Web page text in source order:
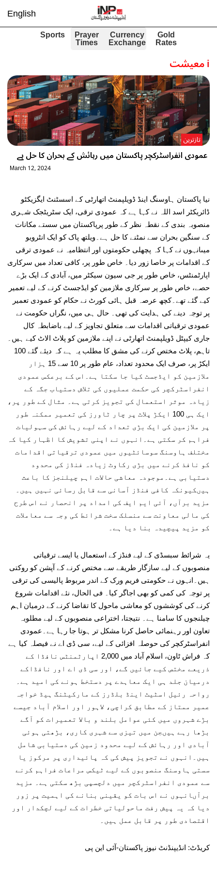
English
Gold
Rates
Currency
Exchange
Prayer
Times
Sports
iمعیشت
عمودی انفراسٹرکچر پاکستان میں رہائش کے بحران کا حل ہے
تازترین
March 12, 2024
نیا پاکستان ہاوسنگ اینڈ ڈویلپمنٹ اتھارٹی کے اسسٹنٹ ایگزیکٹو
ڈائریکٹر اسد اللہ نے کہا ہے کہ عمودی ترقی، ایک سٹریٹجک شہری
منصوبہ بندی کے نقطہ نظر کے طور پرپاکستان میں سستے مکانات
کے سنگین بحران سے نمٹنے کا حل ہے۔ویلتھ پاک کو ایک انٹرویو
میںانہوں نے کہا کہ پچھلی حکومتوں اور انتظامیہ نے عمودی ترقی
کے اقدامات پر خاصا زور دیا۔ خاص طور پر، کافی تعداد میں سرکاری
اپارٹمنٹس، خاص طور پر جی سیون سیکٹر میں، آبادی کے ایک بڑے
حصے، خاص طور پر سرکاری ملازمین کو ایڈجسٹ کرنے کے لیے تعمیر
کیے گئے تھے۔کچھ عرصہ قبل ہائی کورٹ نے حکام کو عمودی تعمیر
پر توجہ دینے کی ہدایت کی تھی۔ حال ہی میں، نگراں حکومت نے
عمودی ترقیاتی اقدامات سے متعلق تجاویز کے لیے باضابطہ کال
جاری کیپٹل ڈویلپمنٹ اتھارٹی نے اپنے ملازمین کو پلاٹ الاٹ کیے ہیں۔
تاہم، پلاٹ مختص کرنے کی مشق کا مطلب یہ ہے کہ دیئے گئے 100
ایکڑ پر، صرف ایک محدود تعداد، عام طور پر 10 سے 15 ہزار
ملازمین کو ایڈجسٹ کیا جا سکتا ہے۔اس کے برعکس عمودی
انفراسٹرکچر کی حکمت عملیوں کی تلاش دستیاب جگہ کے
زیادہ موثر استعمال کی تجویز کرتی ہے۔ مثال کے طور پر،
ایک ہی 100 ایکڑ پلاٹ پر چار ٹاورز کی تعمیر ممکنہ طور
پر ملازمین کی ایک بڑی تعداد کے لیے رہائش کی سہولیات
فراہم کر سکتی ہے۔انہوں نے اپنی تشویش کا اظہار کیا کہ
مختلف ہاوسنگ سوسائٹیوں میں عمودی ترقیاتی اقدامات
کو نافذ کرنے میں بڑی رکاوٹ زیادہ فنڈز کی محدود
دستیابی ہے۔موجودہ معاشی حالات اہم چیلنجز کا باعث
ہیںکیونکہ کافی فنڈز آسانی سے قابل رسائی نہیں ہیں۔
مزید برآں، آئی ایم ایف کی امداد پر انحصار نے اس طرح
کی مالی معاونت سے منسلک سخت شرائط کی وجہ سے معاملات
کو مزید پیچیدہ بنا دیا ہے۔
یہ شرائط سبسڈی کے لیے فنڈز کے استعمال یا ایسے ترقیاتی
منصوبوں کے لیے سازگار طریقے سے مختص کرنے کے آپشن کو روکتی
ہیں۔انہوں نے حکومتی فریم ورک کے اندر مربوط پالیسی کی ترقی
پر توجہ کی کمی کو بھی اجاگر کیا۔ فی الحال، نئے اقدامات شروع
کرنے کی کوششوں کو معاشی ماحول کا تقاضا کرنے کے درمیان اہم
چیلنجوں کا سامنا ہے۔ نتیجتا، اختراعی منصوبوں کے لیے مطلوبہ
تعاون اور رہنمائی حاصل کرنا مشکل تر ہوتا جا رہا ہے۔عمودی
انفراسٹرکچر کی حوصلہ افزائی کے لیے، سی ڈی اے نے فیصلہ کیا ہے
کہ فراش ٹاون، اسلام آباد میں 2,000 اپارٹمنٹس نافڈا کے
ذریعے مختص کیے جائیں گے، اور سی ڈی اے اور نافڈاکے
درمیان جلد ہی ایک معاہدے پر دستخط ہونے کی امید ہے۔
رواحہ رئیل اسٹیٹ اینڈ بلڈرز کے مارکیٹنگ ہیڈ خواجہ
عمیر ممتاز کے مطابق کراچی، لاہور اور اسلام آباد جیسے
بڑے شہروں میں کئی عوامل بلند و بالا تعمیرات کو آگے
بڑھا رہے ہیںجن میں تیزی سے شہری کاری، بڑھتی ہوئی
آبادی اور رہائش کے لیے محدود زمین کی دستیابی شامل
ہیں۔انہوں نے تجویز پیش کی کہ پائیداری پر مرکوز یا
سستی ہاوسنگ منصوبوں کے لیے ٹیکس مراعات فراہم کرنے
سے عمودی انفراسٹرکچر میں دلچسپی بڑھ سکتی ہے۔ مزید
برآںانہوں نے اس بات کو یقینی بنانے کی اہمیت پر زور
دیا کہ یہ پیش رفت ماحولیاتی خطرات کے لیے لچکدار اور
اقتصادی طور پر قابل عمل ہیں۔
کریڈٹ: انڈیپنڈنٹ نیوز پاکستان-آئی این پی